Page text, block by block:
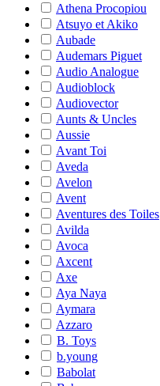
Athena Procopiou
Atsuyo et Akiko
Aubade
Audemars Piguet
Audio Analogue
Audioblock
Audiovector
Aunts & Uncles
Aussie
Avant Toi
Aveda
Avelon
Avent
Aventures des Toiles
Avilda
Avoca
Axcent
Axe
Aya Naya
Aymara
Azzaro
B. Toys
b.young
Babolat